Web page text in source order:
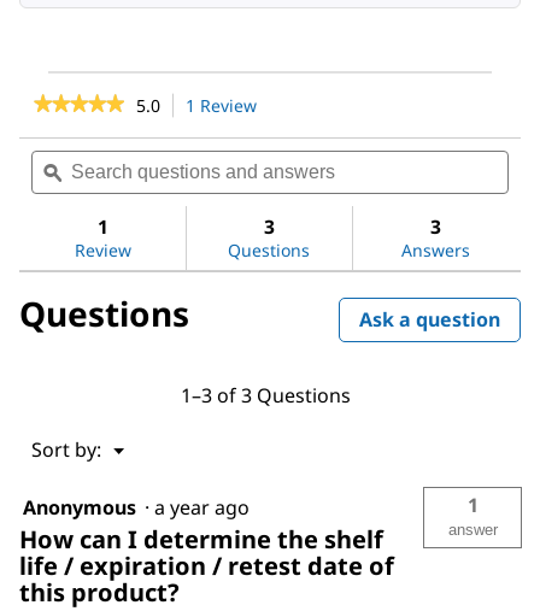
★★★★★
★★★★★
of
Read
reviews
for
5.0 1 Review
will
navigate
to
reviews.
Search
questions
and
ϙ
1
Review
3
Questions
3
Answers
Questions Ask a question
1–3 of 3 Questions
Sort by: ▼
Menu
Anonymous · a year ago
How can I determine the shelf
life / expiration / retest date of
this product?
1
answer